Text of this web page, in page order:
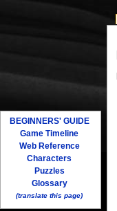
BEGINNERS' GUIDE
Game Timeline
Web Reference
Characters
Puzzles
Glossary
(translate this page)